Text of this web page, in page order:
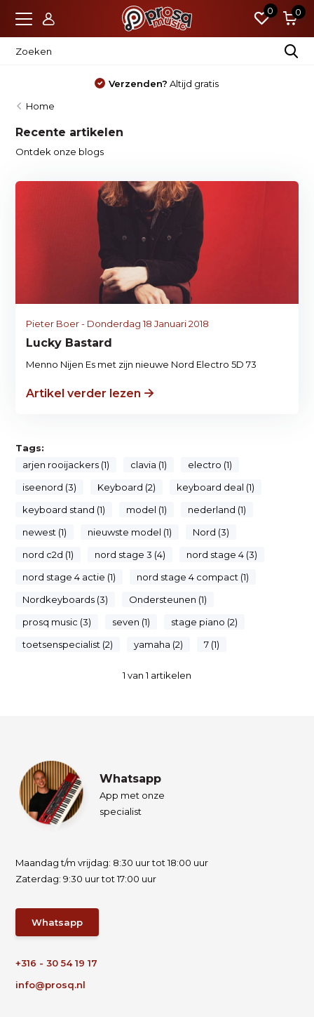
0 0
Verzenden? Altijd gratis
Home
Recente artikelen
Ontdek onze blogs
Pieter Boer - Donderdag 18 Januari 2018
Lucky Bastard
Menno Nijen Es met zijn nieuwe Nord Electro 5D 73
Artikel verder lezen
Tags:
arjen rooijackers (1)
clavia (1)
electro (1)
iseenord (3)
Keyboard (2)
keyboard deal (1)
keyboard stand (1)
model (1)
nederland (1)
newest (1)
nieuwste model (1)
Nord (3)
nord c2d (1)
nord stage 3 (4)
nord stage 4 (3)
nord stage 4 actie (1)
nord stage 4 compact (1)
Nordkeyboards (3)
Ondersteunen (1)
prosq music (3)
seven (1)
stage piano (2)
toetsenspecialist (2)
yamaha (2) 7 (1)
1 van1 artikelen
Whatsapp
App met onze
specialist
Maandag t/m vrijdag: 8:30 uur tot 18:00 uur
Zaterdag: 9:30 uur tot 17:00 uur
Whatsapp
+316 - 30 54 19 17
info@prosq.nl